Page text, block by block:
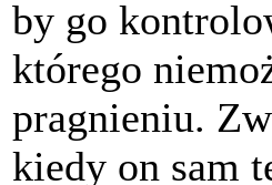
by go
którego
pragnieniu.
kiedy on sam